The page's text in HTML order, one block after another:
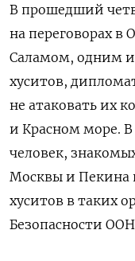
В прошедший
на переговорах
Саламом, одним
хуситов,
не атаковать их
и Красном море.
человек,
Москвы и Пекина
хуситов в таких
Безопасности